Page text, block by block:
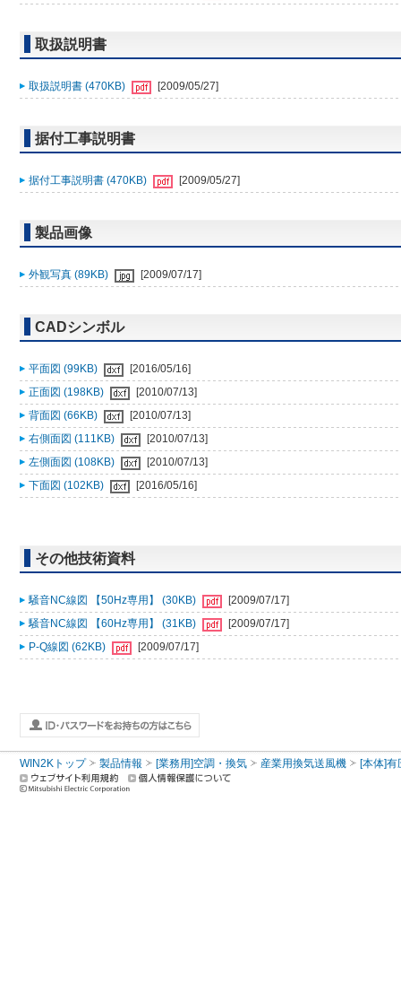
取扱説明書
取扱説明書 (470KB) [2009/05/27]
据付工事説明書
据付工事説明書 (470KB) [2009/05/27]
製品画像
外観写真 (89KB) [2009/07/17]
CADシンボル
平面図 (99KB)
[2016/05/16]
正面図 (198KB)
[2010/07/13]
背面図 (66KB)
[2010/07/13]
右側面図 (111KB)
[2010/07/13]
左側面図 (108KB)
[2010/07/13]
下面図 (102KB)
[2016/05/16]
その他技術資料
騒音NC線図 【50Hz専用】 (30KB)
[2009/07/17]
騒音NC線図 【60Hz専用】 (31KB)
[2009/07/17]
P-Q線図 (62KB)
[2009/07/17]
WIN2Kトップ 製品情報 [業務用]空調・換気 産業用換気送風機 [本体]有